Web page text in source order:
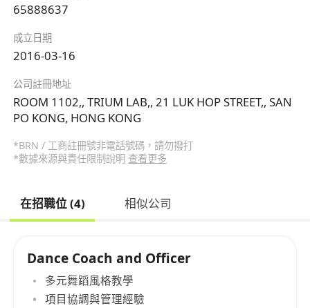
65888637
成立日期
2016-03-16
公司註冊地址
ROOM 1102,, TRIUM LAB,, 21 LUK HOP STREET,, SAN
PO KONG, HONG KONG
*BRN / 工商註冊號非電話號碼，請勿撥打
*數據來源與責任限制說明 查看更多
在招職位 (4) 相似公司
Dance Coach and Officer
多元舞蹈風格教學
項目協調與管理經驗